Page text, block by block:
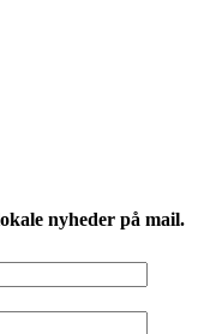
nyheder på mail.